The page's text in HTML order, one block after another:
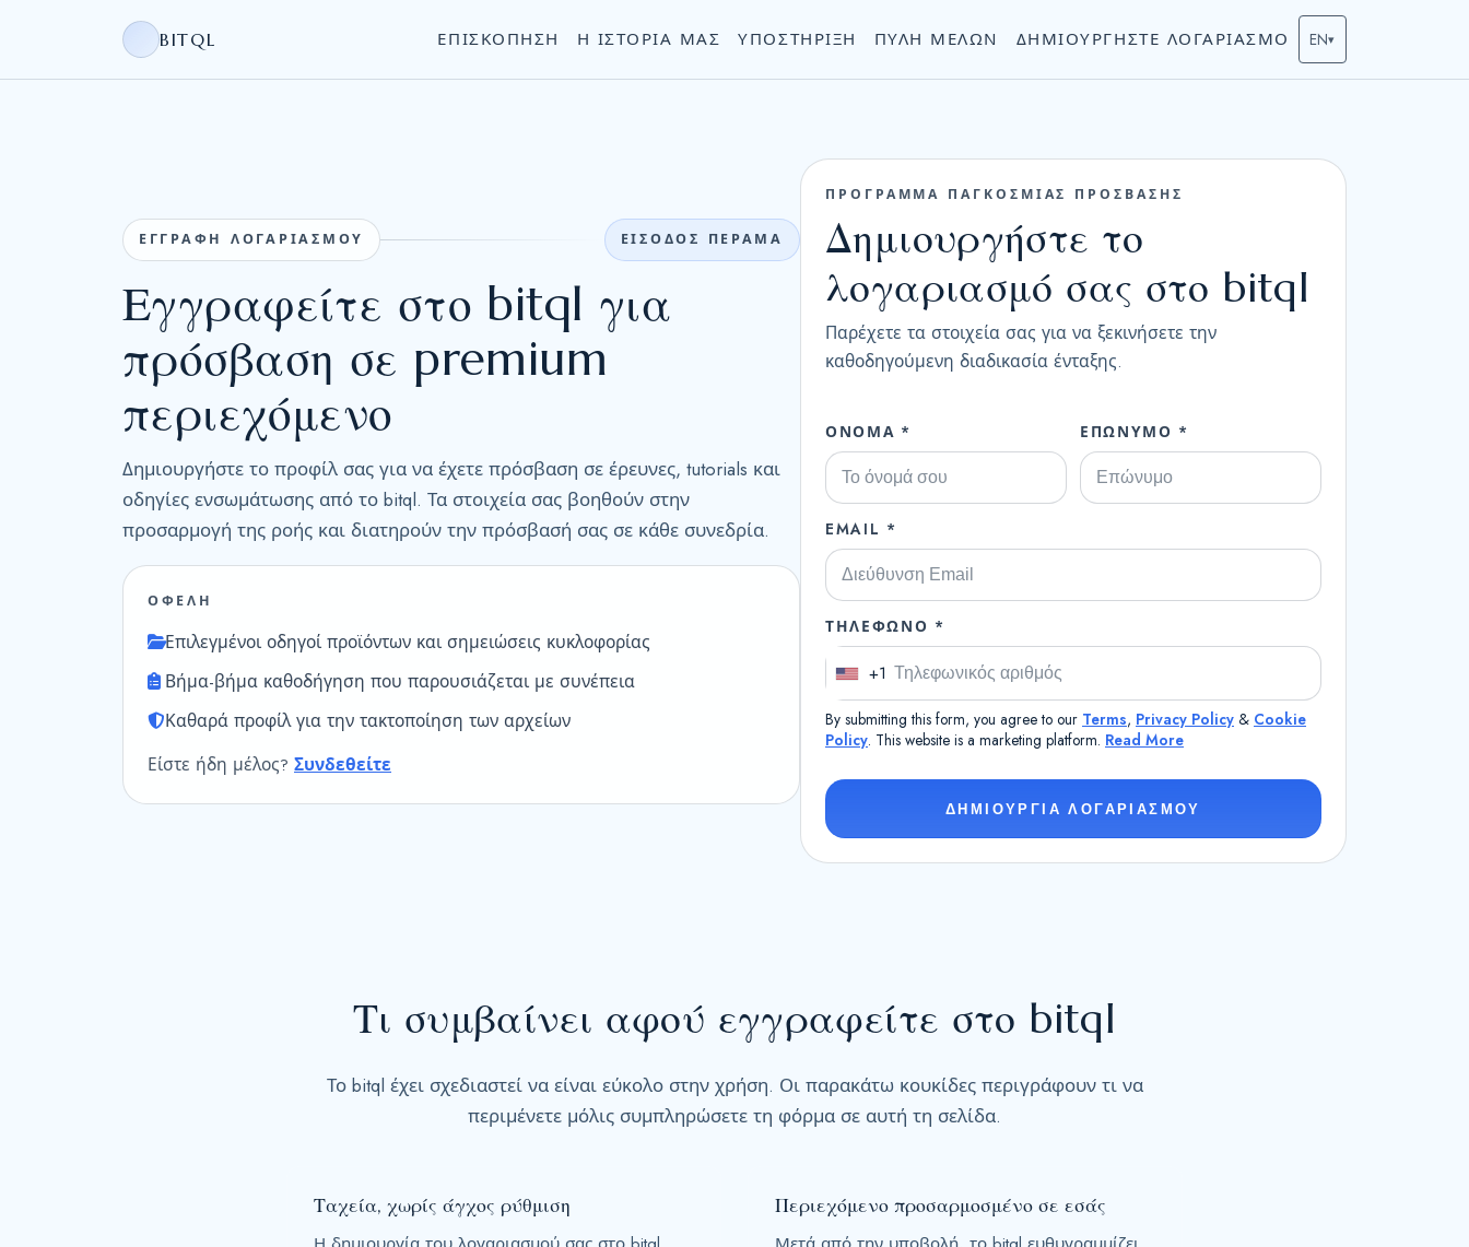
BITQL ΕΠΙΣΚΌΠΗΣΗ Η ΙΣΤΟΡΊΑ ΜΑΣ ΥΠΟΣΤΉΡΙΞΗ ΠΎΛΗ ΜΕΛΏΝ ΔΗΜΙΟΥΡΓΉΣΤΕ ΛΟΓΑΡΙΑΣΜΌ EN▾
ΕΓΓΡΑΦΗ ΛΟΓΑΡΙΑΣΜΟΥ ΕΙΣΟΔΟΣ ΠΕΡΑΜΑ
Εγγραφείτε στο bitql για
πρόσβαση σε premium
περιεχόμενο
Δημιουργήστε το προφίλ σας για να έχετε πρόσβαση σε έρευνες, tutorials και
οδηγίες ενσωμάτωσης από το bitql. Τα στοιχεία σας βοηθούν στην
προσαρμογή της ροής και διατηρούν την πρόσβασή σας σε κάθε συνεδρία.
ΟΦΕΛΗ
Επιλεγμένοι οδηγοί προϊόντων και σημειώσεις κυκλοφορίας
Βήμα-βήμα καθοδήγηση που παρουσιάζεται με συνέπεια
Καθαρά προφίλ για την τακτοποίηση των αρχείων
Είστε ήδη μέλος? Συνδεθείτε
ΠΡΟΓΡΑΜΜΑ ΠΑΓΚΟΣΜΙΑΣ ΠΡΟΣΒΑΣΗΣ
Δημιουργήστε το
λογαριασμό σας στο bitql
Παρέχετε τα στοιχεία σας για να ξεκινήσετε την
καθοδηγούμενη διαδικασία ένταξης.
ΌΝΟΜΑ * ΕΠΏΝΥΜΟ *
EMAIL *
ΤΗΛΈΦΩΝΟ *
U
n
i
+
1
+1
By submitting this form, you agree to our Terms, Privacy Policy & Cookie
Policy. This website is a marketing platform. Read More
ΔΗΜΙΟΥΡΓΙΑ ΛΟΓΑΡΙΑΣΜΟΥ
Τι συμβαίνει αφού εγγραφείτε στο bitql
Το bitql έχει σχεδιαστεί να είναι εύκολο στην χρήση. Οι παρακάτω κουκίδες περιγράφουν τι να
περιμένετε μόλις συμπληρώσετε τη φόρμα σε αυτή τη σελίδα.
Ταχεία, χωρίς άγχος ρύθμιση
Περιεχόμενο προσαρμοσμένο σε εσάς